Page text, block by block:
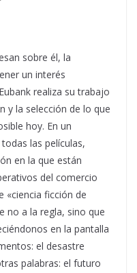
sobre él, la
un interés
realiza su trabajo
y la selección de lo que
hoy. En un
las películas,
en la que están
del comercio
«ciencia ficción de
no a la regla, sino que
en la pantalla
el desastre
palabras: el futuro